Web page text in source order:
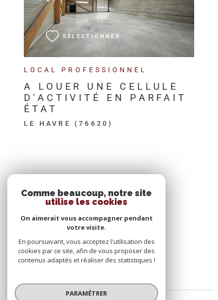
LOCAL PROFESSIONNEL
A LOUER UNE CELLULE
D'ACTIVITÉ EN PARFAIT
ÉTAT
LE HAVRE (76620)
SÉLECTIONNER
VOIR LE BIEN
Comme beaucoup, notre site
utilise les cookies
On aimerait vous accompagner pendant
votre visite.
En poursuivant, vous acceptez l'utilisation des
cookies par ce site, afin de vous proposer des
contenus adaptés et réaliser des statistiques !
PARAMÉTRER